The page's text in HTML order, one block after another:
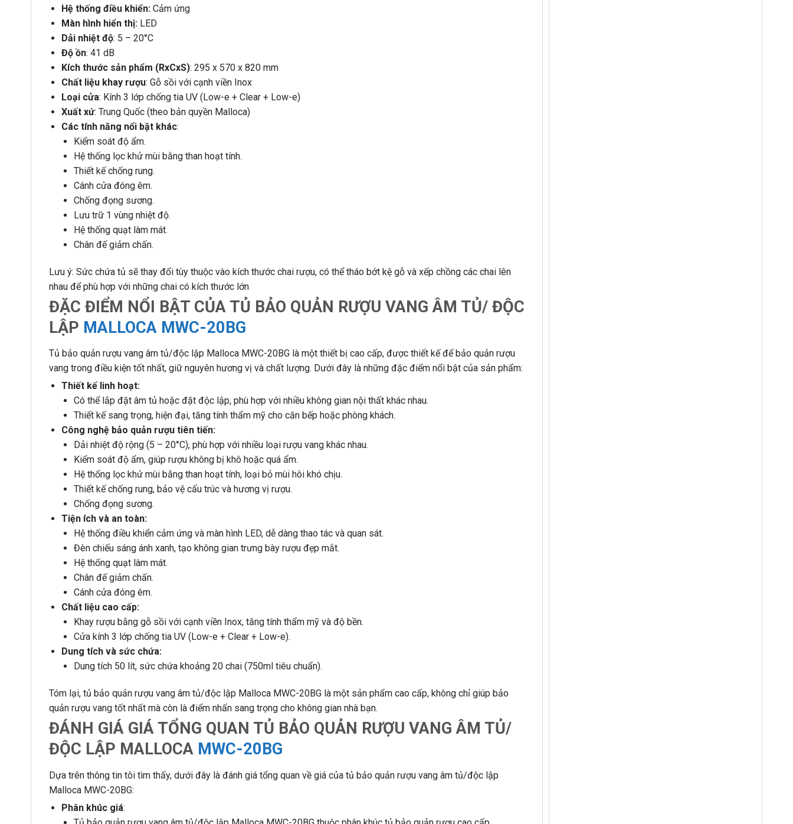
Hệ thống điều khiển:Cảm ứng
Màn hình hiển thị:LED
Dải nhiệt độ: 5 – 20°C
Độ ồn: 41 dB
Kích thước sản phẩm (RxCxS): 295 x 570 x 820 mm
Chất liệu khay rượu: Gỗ sồi với cạnh viền Inox
Loại cửa: Kính 3 lớp chống tia UV (Low-e + Clear + Low-e)
Xuất xứ: Trung Quốc (theo bản quyền Malloca)
Các tính năng nổi bật khác:
Kiểm soát độ ẩm.
Hệ thống lọc khử mùi bằng than hoạt tính.
Thiết kế chống rung.
Cánh cửa đóng êm.
Chống đọng sương.
Lưu trữ 1 vùng nhiệt độ.
Hệ thống quạt làm mát.
Chân đế giảm chấn.
Lưu ý: Sức chứa tủ sẽ thay đổi tùy thuộc vào kích thước chai rượu, có thể tháo bớt kệ gỗ và xếp chồng các chai lên
nhau để phù hợp với những chai có kích thước lớn
ĐẶC ĐIỂM NỔI BẬT CỦA TỦ BẢO QUẢN RƯỢU VANG ÂM TỦ/ ĐỘC
LẬP MALLOCA MWC-20BG
Tủ bảo quản rượu vang âm tủ/độc lập Malloca MWC-20BG là một thiết bị cao cấp, được thiết kế để bảo quản rượu
vang trong điều kiện tốt nhất, giữ nguyên hương vị và chất lượng. Dưới đây là những đặc điểm nổi bật của sản phẩm:
Thiết kế linh hoạt:
Có thể lắp đặt âm tủ hoặc đặt độc lập, phù hợp với nhiều không gian nội thất khác nhau.
Thiết kế sang trọng, hiện đại, tăng tính thẩm mỹ cho căn bếp hoặc phòng khách.
Công nghệ bảo quản rượu tiên tiến:
Dải nhiệt độ rộng (5 – 20°C), phù hợp với nhiều loại rượu vang khác nhau.
Kiểm soát độ ẩm, giúp rượu không bị khô hoặc quá ẩm.
Hệ thống lọc khử mùi bằng than hoạt tính, loại bỏ mùi hôi khó chịu.
Thiết kế chống rung, bảo vệ cấu trúc và hương vị rượu.
Chống đọng sương.
Tiện ích và an toàn:
Hệ thống điều khiển cảm ứng và màn hình LED, dễ dàng thao tác và quan sát.
Đèn chiếu sáng ánh xanh, tạo không gian trưng bày rượu đẹp mắt.
Hệ thống quạt làm mát.
Chân đế giảm chấn.
Cánh cửa đóng êm.
Chất liệu cao cấp:
Khay rượu bằng gỗ sồi với cạnh viền Inox, tăng tính thẩm mỹ và độ bền.
Cửa kính 3 lớp chống tia UV (Low-e + Clear + Low-e).
Dung tích và sức chứa:
Dung tích 50 lít, sức chứa khoảng 20 chai (750ml tiêu chuẩn).
Tóm lại, tủ bảo quản rượu vang âm tủ/độc lập Malloca MWC-20BG là một sản phẩm cao cấp, không chỉ giúp bảo
quản rượu vang tốt nhất mà còn là điểm nhấn sang trọng cho không gian nhà bạn.
ĐÁNH GIÁ GIÁ TỔNG QUAN TỦ BẢO QUẢN RƯỢU VANG ÂM TỦ/
ĐỘC LẬP MALLOCA MWC-20BG
Dựa trên thông tin tôi tìm thấy, dưới đây là đánh giá tổng quan về giá của tủ bảo quản rượu vang âm tủ/độc lập
Malloca MWC-20BG:
Phân khúc giá: